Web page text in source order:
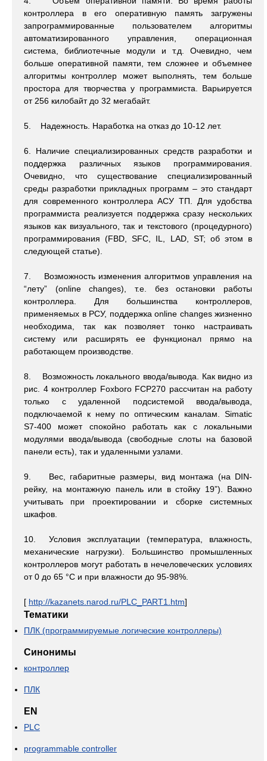
контроллера в его оперативную память загружены
запрограммированные пользователем алгоритмы
автоматизированного управления, операционная
система, библиотечные модули и т.д. Очевидно, чем
больше оперативной памяти, тем сложнее и объемнее
алгоритмы контроллер может выполнять, тем больше
простора для творчества у программиста. Варьируется
от 256 килобайт до 32 мегабайт.
5. Надежность. Наработка на отказ до 10-12 лет.
6. Наличие специализированных средств разработки и
поддержка различных языков программирования.
Очевидно, что существование специализированный
среды разработки прикладных программ – это стандарт
для современного контроллера АСУ ТП. Для удобства
программиста реализуется поддержка сразу нескольких
языков как визуального, так и текстового (процедурного)
программирования (FBD, SFC, IL, LAD, ST; об этом в
следующей статье).
7. Возможность изменения алгоритмов управления на
“лету” (online changes), т.е. без остановки работы
контроллера. Для большинства контроллеров,
применяемых в РСУ, поддержка online changes жизненно
необходима, так как позволяет тонко настраивать
систему или расширять ее функционал прямо на
работающем производстве.
8. Возможность локального ввода/вывода. Как видно из
рис. 4 контроллер Foxboro FCP270 рассчитан на работу
только с удаленной подсистемой ввода/вывода,
подключаемой к нему по оптическим каналам. Simatic
S7-400 может спокойно работать как с локальными
модулями ввода/вывода (свободные слоты на базовой
панели есть), так и удаленными узлами.
9. Вес, габаритные размеры, вид монтажа (на DIN-
рейку, на монтажную панель или в стойку 19”). Важно
учитывать при проектировании и сборке системных
шкафов.
10. Условия эксплуатации (температура, влажность,
механические нагрузки). Большинство промышленных
контроллеров могут работать в нечеловеческих условиях
от 0 до 65 °С и при влажности до 95-98%.
[ http://kazanets.narod.ru/PLC_PART1.htm]
Тематики
ПЛК (программируемые логические контроллеры)
Синонимы
контроллер
ПЛК
EN
PLC
programmable controller